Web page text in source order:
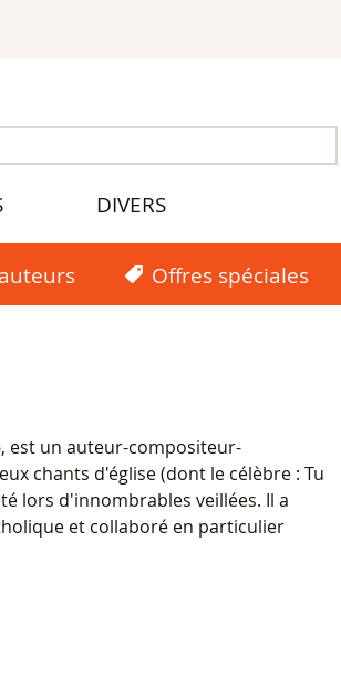
DIVERS
Offres spéciales
est un auteur-compositeur-
chants d'église (dont le célèbre : Tu
lors d'innombrables veillées. Il a
et collaboré en particulier